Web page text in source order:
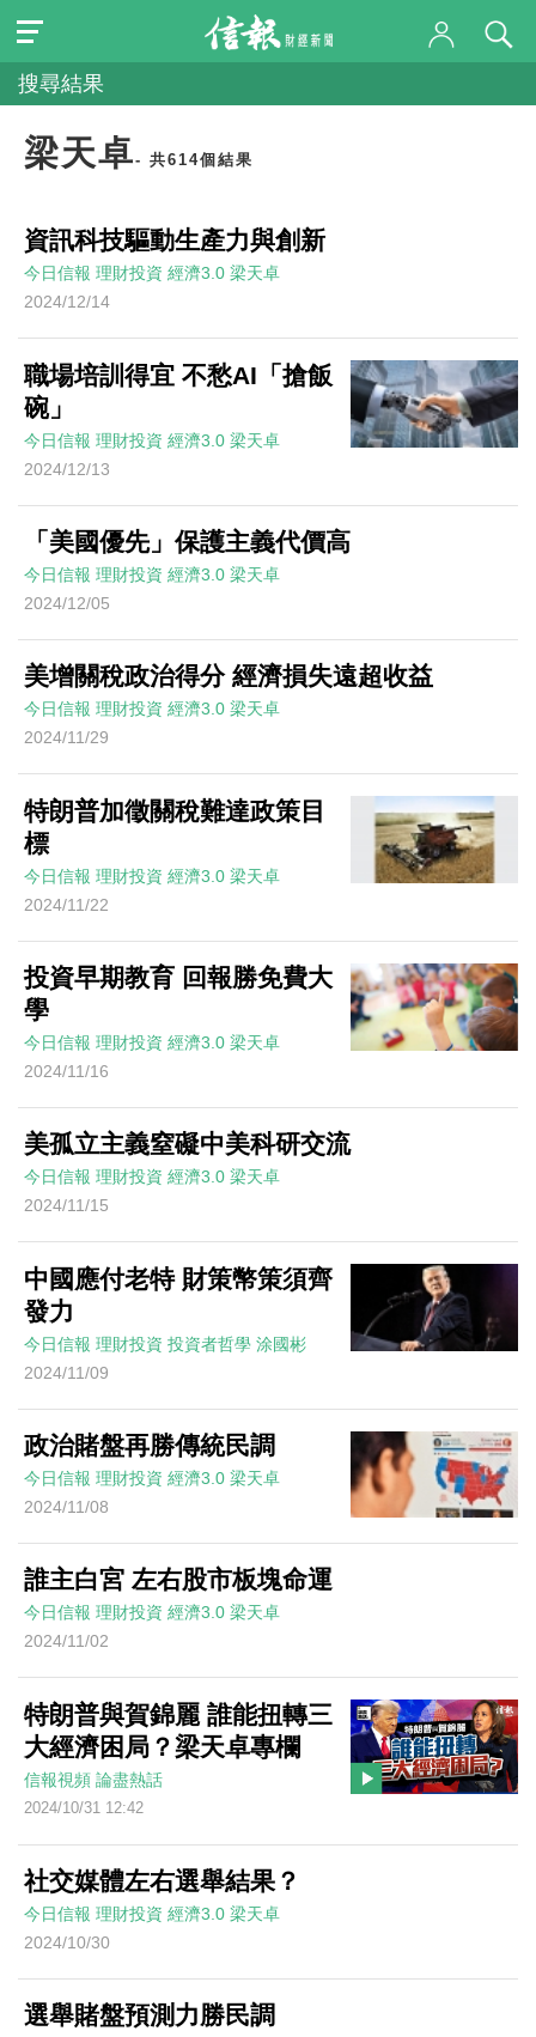
搜尋結果
梁天卓- 共614個結果
資訊科技驅動生產力與創新
今日信報 理財投資 經濟3.0 梁天卓
2024/12/14
職場培訓得宜 不愁AI「搶飯
碗」
今日信報 理財投資 經濟3.0 梁天卓
2024/12/13
「美國優先」保護主義代價高
今日信報 理財投資 經濟3.0 梁天卓
2024/12/05
美增關稅政治得分 經濟損失遠超收益
今日信報 理財投資 經濟3.0 梁天卓
2024/11/29
特朗普加徵關稅難達政策目
標
今日信報 理財投資 經濟3.0 梁天卓
2024/11/22
投資早期教育 回報勝免費大
學
今日信報 理財投資 經濟3.0 梁天卓
2024/11/16
美孤立主義窒礙中美科研交流
今日信報 理財投資 經濟3.0 梁天卓
2024/11/15
中國應付老特 財策幣策須齊
發力
今日信報 理財投資 投資者哲學 涂國彬
2024/11/09
政治賭盤再勝傳統民調
今日信報 理財投資 經濟3.0 梁天卓
2024/11/08
誰主白宮 左右股市板塊命運
今日信報 理財投資 經濟3.0 梁天卓
2024/11/02
特朗普與賀錦麗 誰能扭轉三
大經濟困局？梁天卓專欄
信報視頻 論盡熱話
2024/10/31 12:42
社交媒體左右選舉結果？
今日信報 理財投資 經濟3.0 梁天卓
2024/10/30
選舉賭盤預測力勝民調